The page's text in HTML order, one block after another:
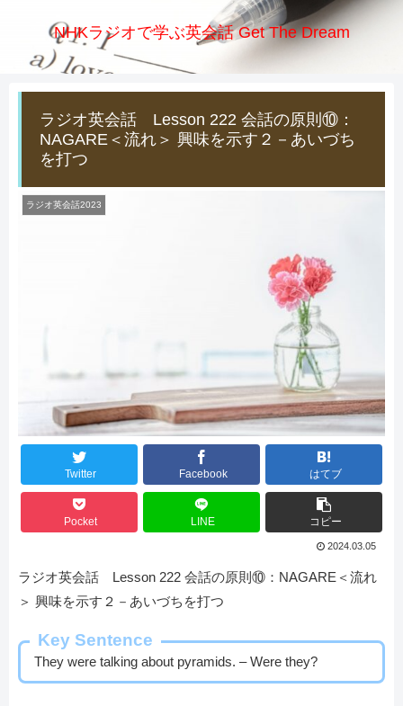
NHKラジオで学ぶ英会話 Get The Dream
ラジオ英会話 Lesson 222 会話の原則⑩：
NAGARE＜流れ＞ 興味を示す２－あいづち
を打つ
ラジオ英会話2023
Twitter Facebook はてブ
Pocket LINE コピー
2024.03.05
ラジオ英会話 Lesson 222 会話の原則⑩：NAGARE＜流れ
＞ 興味を示す２－あいづちを打つ
Key Sentence
They were talking about pyramids. – Were they?